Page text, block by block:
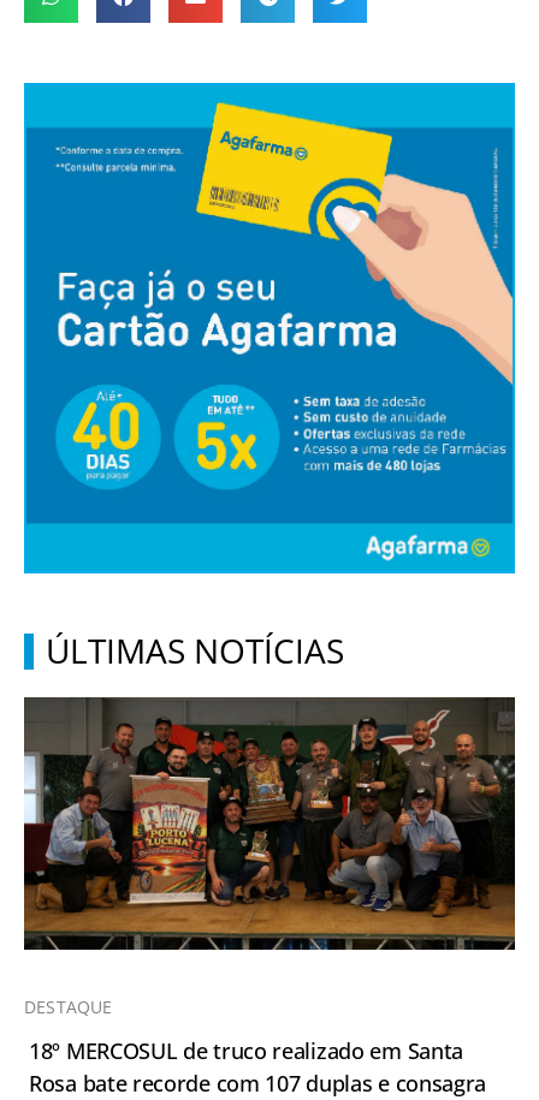
ÚLTIMAS NOTÍCIAS
DESTAQUE
18º MERCOSUL de truco realizado em Santa
Rosa bate recorde com 107 duplas e consagra